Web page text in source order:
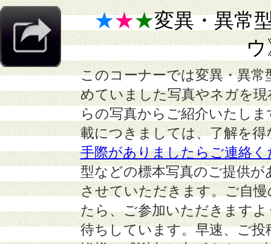
★★★変異・異常
ウ
このコーナーでは変異・異
めていました写真やネガを
らの写真からご紹介いたし
載につきましては、了解を
手際がありましたらご連絡く
型などの標本写真のご提供
させていただきます。ご自
たら、ご参加いただきます
待ちしています。早速、ご